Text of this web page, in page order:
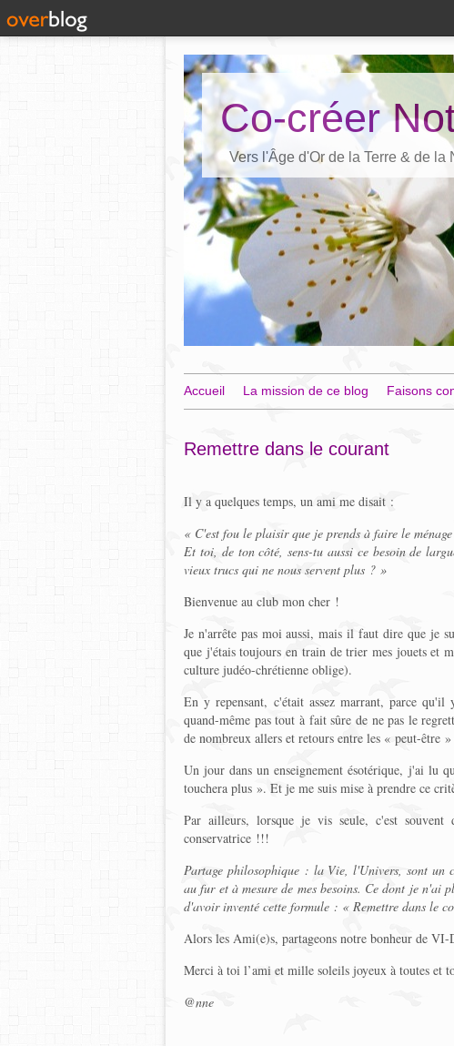
Co-créer
Vers l'Âge d'Or de la Terre & de la
Accueil La mission de ce blog Faisons
Remettre dans le courant
Il y a quelques temps, un ami me disait :
« C'est fou le plaisir que je prends à faire le
Et toi, de ton côté, sens-tu aussi ce besoin de
vieux trucs qui ne nous servent plus ? »
Bienvenue au club mon cher !
Je n'arrête pas moi aussi, mais il faut dire que je
que j'étais toujours en train de trier mes jouets et
culture judéo-chrétienne oblige).
En y repensant, c'était assez marrant, parce
quand-même pas tout à fait sûre de ne pas le
de nombreux allers et retours entre les « peut-être
Un jour dans un enseignement ésotérique, j'ai lu
touchera plus ». Et je me suis mise à prendre ce
Par ailleurs, lorsque je vis seule, c'est
conservatrice !!!
Partage philosophique : la Vie, l'Univers, sont un
au fur et à mesure de mes besoins. Ce dont je n'ai
d'avoir inventé cette formule : « Remettre dans le
Alors les Ami(e)s, partageons notre bonheur de
Merci à toi l’ami et mille soleils joyeux à toutes et
@nne